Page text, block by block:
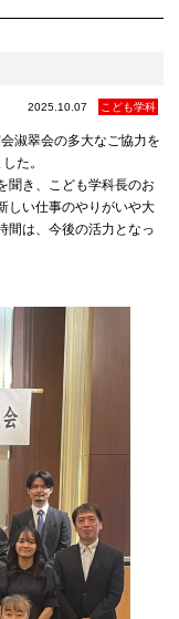
2025.10.07 こども学科
淑翠会の多大なご協力を
た。
聞き、こども学科長のお
しい仕事のやりがいや大
間は、今後の活力となっ